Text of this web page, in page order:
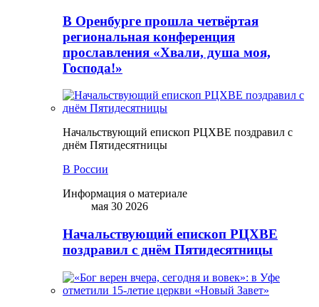
В Оренбурге прошла четвёртая
региональная конференция
прославления «Хвали, душа моя,
Господа!»
Начальствующий епископ РЦХВЕ поздравил с
днём Пятидесятницы
В России
Информация о материале
мая 30 2026
Начальствующий епископ РЦХВЕ
поздравил с днём Пятидесятницы